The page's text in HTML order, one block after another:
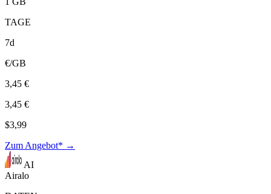
TAGE
7d
€/GB
3,45 €
3,45 €
$3,99
Zum Angebot* →
AI
Airalo